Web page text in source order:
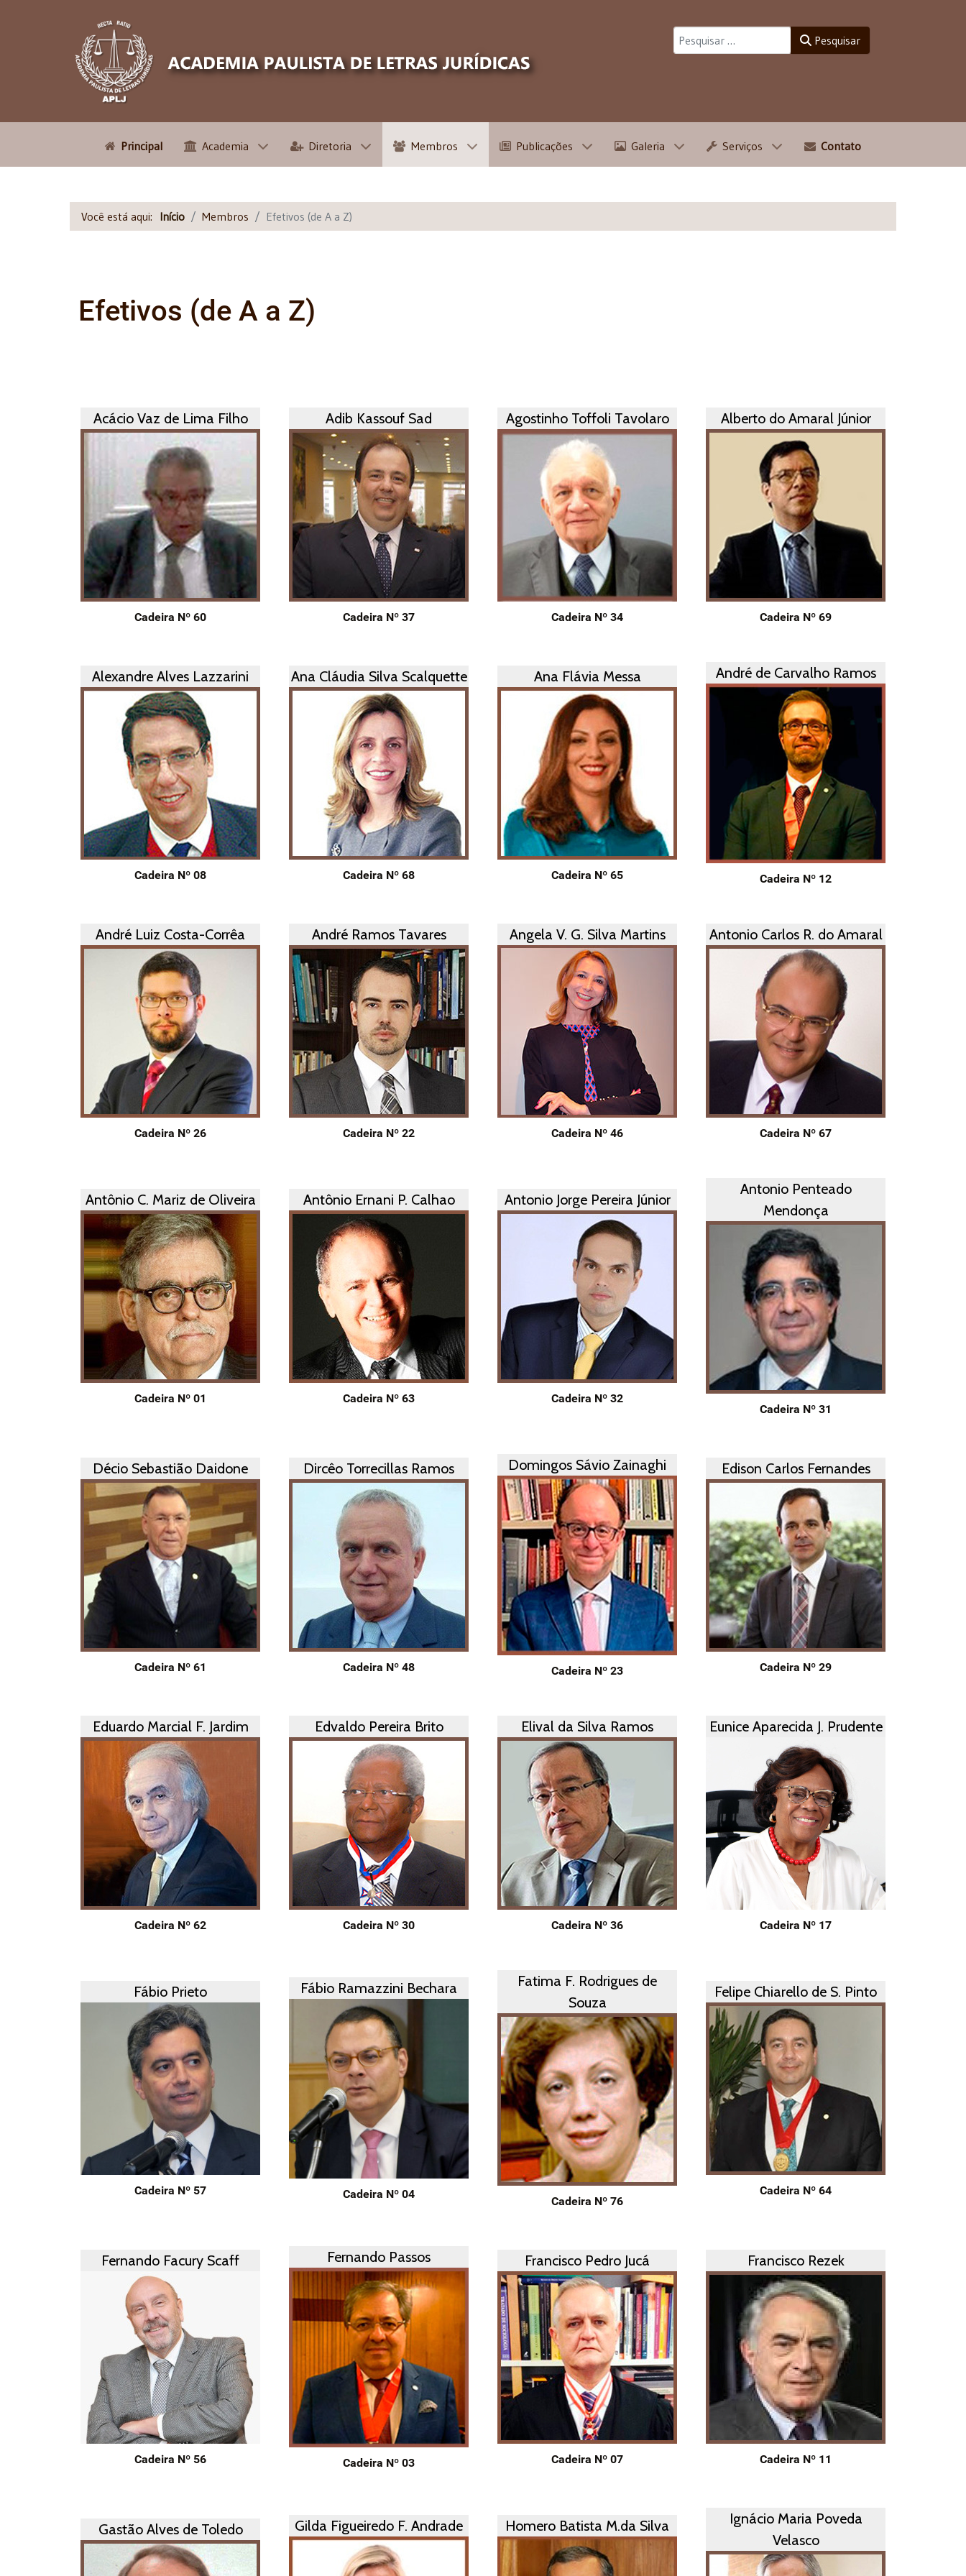
Pesquisar
Principal Academia Diretoria Membros Publicações Galeria Serviços Contato
Você está aqui: Início Membros Efetivos (de A a Z)
Efetivos (de A a Z)
Acácio Vaz de Lima Filho
Cadeira Nº 60
Adib Kassouf Sad
Cadeira Nº 37
Agostinho Toffoli Tavolaro
Cadeira Nº 34
Alberto do Amaral Júnior
Cadeira Nº 69
Alexandre Alves Lazzarini
Cadeira Nº 08
Ana Cláudia Silva Scalquette
Cadeira Nº 68
Ana Flávia Messa
Cadeira Nº 65
André de Carvalho Ramos
Cadeira Nº 12
André Luiz Costa-Corrêa
Cadeira Nº 26
André Ramos Tavares
Cadeira Nº 22
Angela V. G. Silva Martins
Cadeira Nº 46
Antonio Carlos R. do Amaral
Cadeira Nº 67
Antônio C. Mariz de Oliveira
Cadeira Nº 01
Antônio Ernani P. Calhao
Cadeira Nº 63
Antonio Jorge Pereira Júnior
Cadeira Nº 32
Antonio Penteado
Mendonça
Cadeira Nº 31
Décio Sebastião Daidone
Cadeira Nº 61
Dircêo Torrecillas Ramos
Cadeira Nº 48
Domingos Sávio Zainaghi
Cadeira Nº 23
Edison Carlos Fernandes
Cadeira Nº 29
Eduardo Marcial F. Jardim
Cadeira Nº 62
Edvaldo Pereira Brito
Cadeira Nº 30
Elival da Silva Ramos
Cadeira Nº 36
Eunice Aparecida J. Prudente
Cadeira Nº 17
Fábio Prieto
Cadeira Nº 57
Fábio Ramazzini Bechara
Cadeira Nº 04
Fatima F. Rodrigues de
Souza
Cadeira Nº 76
Felipe Chiarello de S. Pinto
Cadeira Nº 64
Fernando Facury Scaff
Cadeira Nº 56
Fernando Passos
Cadeira Nº 03
Francisco Pedro Jucá
Cadeira Nº 07
Francisco Rezek
Cadeira Nº 11
Gastão Alves de Toledo Gilda Figueiredo F. Andrade Homero Batista M.da Silva
Ignácio Maria Poveda
Velasco